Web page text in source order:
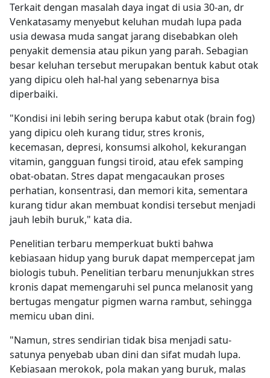
Terkait dengan masalah daya ingat di usia 30-an, dr
Venkatasamy menyebut keluhan mudah lupa pada
usia dewasa muda sangat jarang disebabkan oleh
penyakit demensia atau pikun yang parah. Sebagian
besar keluhan tersebut merupakan bentuk kabut otak
yang dipicu oleh hal-hal yang sebenarnya bisa
diperbaiki.
"Kondisi ini lebih sering berupa kabut otak (brain fog)
yang dipicu oleh kurang tidur, stres kronis,
kecemasan, depresi, konsumsi alkohol, kekurangan
vitamin, gangguan fungsi tiroid, atau efek samping
obat-obatan. Stres dapat mengacaukan proses
perhatian, konsentrasi, dan memori kita, sementara
kurang tidur akan membuat kondisi tersebut menjadi
jauh lebih buruk," kata dia.
Penelitian terbaru memperkuat bukti bahwa
kebiasaan hidup yang buruk dapat mempercepat jam
biologis tubuh. Penelitian terbaru menunjukkan stres
kronis dapat memengaruhi sel punca melanosit yang
bertugas mengatur pigmen warna rambut, sehingga
memicu uban dini.
"Namun, stres sendirian tidak bisa menjadi satu-
satunya penyebab uban dini dan sifat mudah lupa.
Kebiasaan merokok, pola makan yang buruk, malas